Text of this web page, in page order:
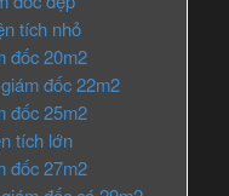
tích nhỏ
đốc 20m2
đốc 22m2
đốc 25m2
tích lớn
đốc 27m2